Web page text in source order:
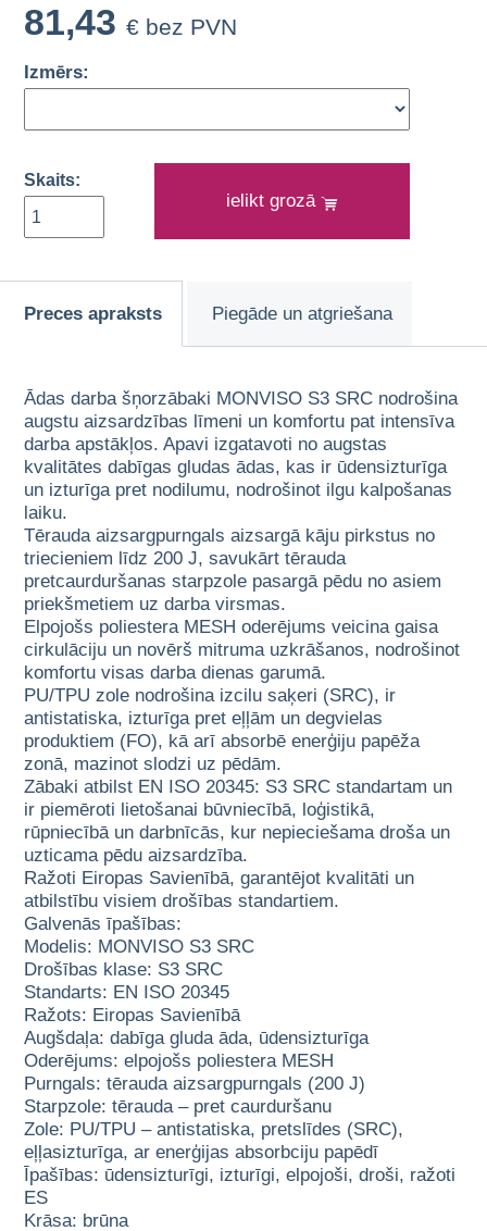
81,43 € bez PVN
Izmērs:
Skaits:
ielikt grozā
Preces apraksts Piegāde un atgriešana
Ādas darba šņorzābaki MONVISO S3 SRC nodrošina
augstu aizsardzības līmeni un komfortu pat intensīva
darba apstākļos. Apavi izgatavoti no augstas
kvalitātes dabīgas gludas ādas, kas ir ūdensizturīga
un izturīga pret nodilumu, nodrošinot ilgu kalpošanas
laiku.
Tērauda aizsargpurngals aizsargā kāju pirkstus no
triecieniem līdz 200 J, savukārt tērauda
pretcaurduršanas starpzole pasargā pēdu no asiem
priekšmetiem uz darba virsmas.
Elpojošs poliestera MESH oderējums veicina gaisa
cirkulāciju un novērš mitruma uzkrāšanos, nodrošinot
komfortu visas darba dienas garumā.
PU/TPU zole nodrošina izcilu saķeri (SRC), ir
antistatiska, izturīga pret eļļām un degvielas
produktiem (FO), kā arī absorbē enerģiju papēža
zonā, mazinot slodzi uz pēdām.
Zābaki atbilst EN ISO 20345: S3 SRC standartam un
ir piemēroti lietošanai būvniecībā, loģistikā,
rūpniecībā un darbnīcās, kur nepieciešama droša un
uzticama pēdu aizsardzība.
Ražoti Eiropas Savienībā, garantējot kvalitāti un
atbilstību visiem drošības standartiem.
Galvenās īpašības:
Modelis: MONVISO S3 SRC
Drošības klase: S3 SRC
Standarts: EN ISO 20345
Ražots: Eiropas Savienībā
Augšdaļa: dabīga gluda āda, ūdensizturīga
Oderējums: elpojošs poliestera MESH
Purngals: tērauda aizsargpurngals (200 J)
Starpzole: tērauda – pret caurduršanu
Zole: PU/TPU – antistatiska, pretslīdes (SRC),
eļļasizturīga, ar enerģijas absorbciju papēdī
Īpašības: ūdensizturīgi, izturīgi, elpojoši, droši, ražoti
ES
Krāsa: brūna